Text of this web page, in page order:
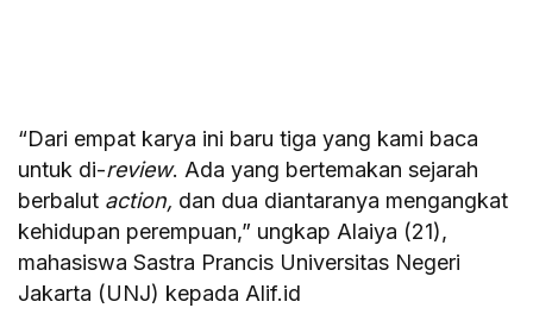
“Dari empat karya ini baru tiga yang kami baca
untuk di-review. Ada yang bertemakan sejarah
berbalut action, dan dua diantaranya mengangkat
kehidupan perempuan,” ungkap Alaiya (21),
mahasiswa Sastra Prancis Universitas Negeri
Jakarta (UNJ) kepada Alif.id